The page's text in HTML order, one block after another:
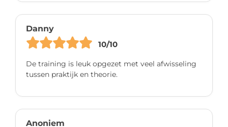
Danny
10/10
De training is leuk opgezet met veel afwisseling
tussen praktijk en theorie.
Anoniem